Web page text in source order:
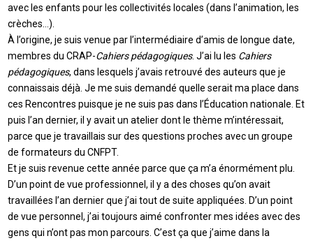
avec les enfants pour les collectivités locales (dans l’animation, les
crèches…).
À l’origine, je suis venue par l’intermédiaire d’amis de longue date,
membres du CRAP-Cahiers pédagogiques. J’ai lu les Cahiers
pédagogiques, dans lesquels j’avais retrouvé des auteurs que je
connaissais déjà. Je me suis demandé quelle serait ma place dans
ces Rencontres puisque je ne suis pas dans l’Éducation nationale. Et
puis l’an dernier, il y avait un atelier dont le thème m’intéressait,
parce que je travaillais sur des questions proches avec un groupe
de formateurs du CNFPT.
Et je suis revenue cette année parce que ça m’a énormément plu.
D’un point de vue professionnel, il y a des choses qu’on avait
travaillées l’an dernier que j’ai tout de suite appliquées. D’un point
de vue personnel, j’ai toujours aimé confronter mes idées avec des
gens qui n’ont pas mon parcours. C’est ça que j’aime dans la